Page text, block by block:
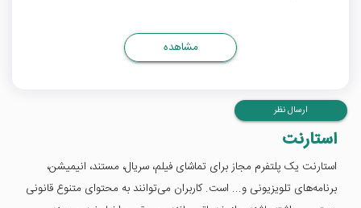
مشاهده
ارسال نظر
استارنت
استارنت یک پلتفرم مجاز برای تماشای فیلم، سریال، مستند، انیمیشن،
برنامه‌های تلویزیونی و... است. کاربران می‌توانند به محتوای متنوع قانونی